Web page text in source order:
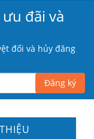
đãi và
đối và hủy đăng
Đăng ký